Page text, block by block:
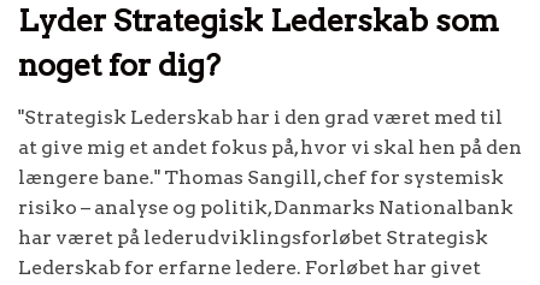
Lyder Strategisk Lederskab som
noget for dig?
"Strategisk Lederskab har i den grad været med til
at give mig et andet fokus på, hvor vi skal hen på den
længere bane." Thomas Sangill, chef for systemisk
risiko – analyse og politik,Danmarks Nationalbank
har været på lederudviklingsforløbet Strategisk
Lederskab for erfarne ledere. Forløbet har givet